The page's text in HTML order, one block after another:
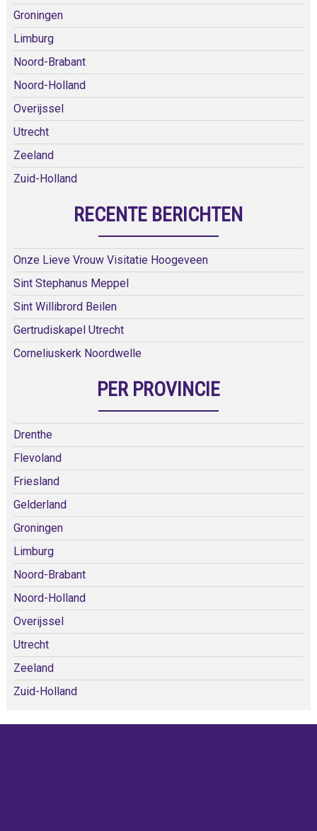
Groningen
Limburg
Noord-Brabant
Noord-Holland
Overijssel
Utrecht
Zeeland
Zuid-Holland
RECENTE BERICHTEN
Onze Lieve Vrouw Visitatie Hoogeveen
Sint Stephanus Meppel
Sint Willibrord Beilen
Gertrudiskapel Utrecht
Corneliuskerk Noordwelle
PER PROVINCIE
Drenthe
Flevoland
Friesland
Gelderland
Groningen
Limburg
Noord-Brabant
Noord-Holland
Overijssel
Utrecht
Zeeland
Zuid-Holland